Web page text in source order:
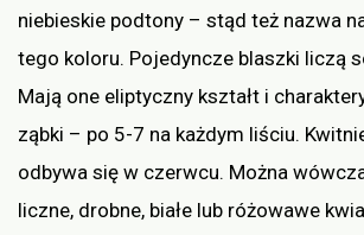
niebieskie podtony – stąd też nazwa
tego koloru. Pojedyncze blaszki liczą
Mają one eliptyczny kształt i
ząbki – po 5-7 na każdym liściu.
odbywa się w czerwcu. Można
liczne, drobne, białe lub różowawe